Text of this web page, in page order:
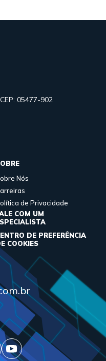
05477-902
Nós
de Privacidade
COM UM
DE PREFERÊNCIA
COOKIES